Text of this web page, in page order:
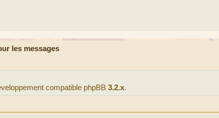
les messages
compatible phpBB 3.2.x.